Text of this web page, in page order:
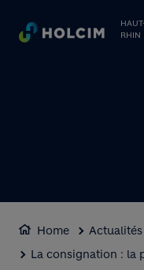
RHIN
Home Actualités
La consignation : la